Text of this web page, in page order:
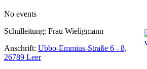
No events
Schulleitung: Frau Wieligmann
Anschrift: Ubbo-Emmius-Straße 6 - 8,
26789 Leer